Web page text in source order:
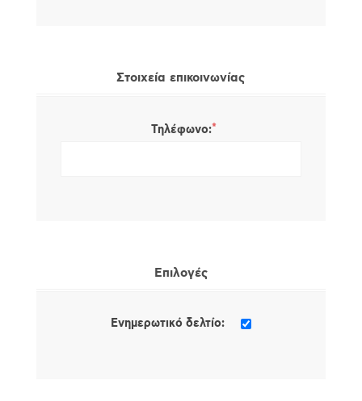
Στοιχεία επικοινωνίας
Τηλέφωνο:*
Επιλογές
Ενημερωτικό δελτίο: